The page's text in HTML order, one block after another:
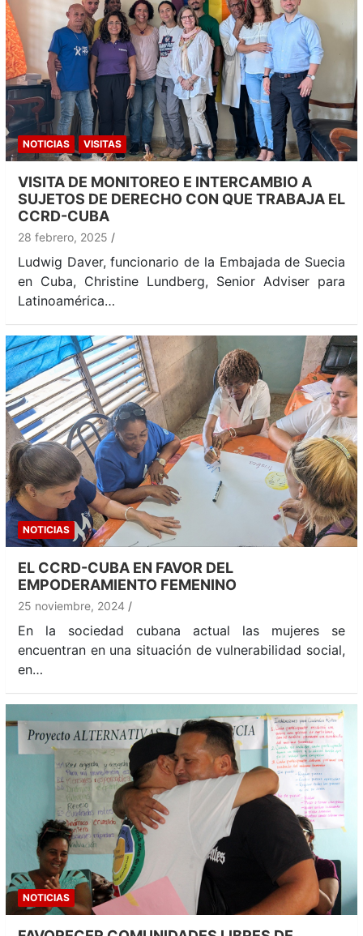
NOTICIAS VISITAS
VISITA DE MONITOREO E INTERCAMBIO A
SUJETOS DE DERECHO CON QUE TRABAJA EL
CCRD-CUBA
28 febrero, 2025
Ludwig Daver, funcionario de la Embajada de Suecia
en Cuba, Christine Lundberg, Senior Adviser para
Latinoamérica…
NOTICIAS
EL CCRD-CUBA EN FAVOR DEL
EMPODERAMIENTO FEMENINO
25 noviembre, 2024
En la sociedad cubana actual las mujeres se
encuentran en una situación de vulnerabilidad social,
en…
NOTICIAS